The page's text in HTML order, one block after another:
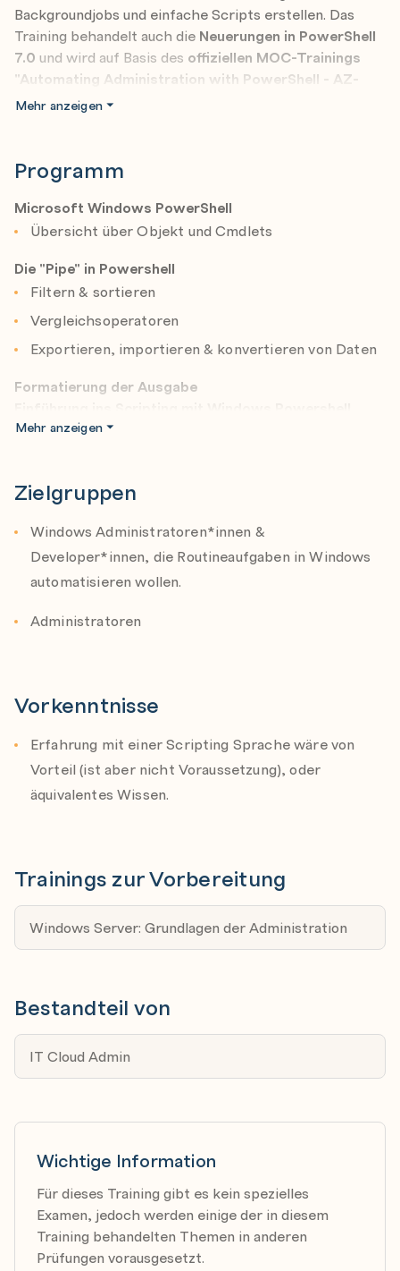
Backgroundjobs und einfache Scripts erstellen. Das
Training behandelt auch die Neuerungen in PowerShell
7.0 und wird auf Basis des offiziellen MOC-Trainings
"Automating Administration with PowerShell - AZ-
040T00"durchgeführt.
Mehr anzeigen
Programm
Microsoft Windows PowerShell
Übersicht über Objekt und Cmdlets
Die "Pipe" in Powershell
Filtern & sortieren
Vergleichsoperatoren
Exportieren, importieren & konvertieren von Daten
Formatierung der Ausgabe
Script Sicherheit
Verwendung von Variablen
Core Windows PowerShell Cmdlets
Modulen)
Hintergund Jobs
PSProviders und PSDrives in Powershell
Verstehen der PSProviders & PSDrives
Benutzen von WMI/CIM
WMI/CIM Grundlagen
Abfragen von Daten mittels WMI/CIM
Ändern von Daten mit WMI/CIM
AD Module installieren
One-to-One Remoting
One-to-Many Remoting
Ad-hoc und permanente Sessions
interaktive Remote Shell
Mehr anzeigen
Zielgruppen
Windows Administratoren*innen &
Developer*innen, die Routineaufgaben in Windows
automatisieren wollen.
Administratoren
Vorkenntnisse
Erfahrung mit einer Scripting Sprache wäre von
Vorteil (ist aber nicht Voraussetzung), oder
äquivalentes Wissen.
Trainings zur Vorbereitung
Windows Server: Grundlagen der Administration
Bestandteil von
IT Cloud Admin
Wichtige Information
Für dieses Training gibt es kein spezielles
Examen, jedoch werden einige der in diesem
Training behandelten Themen in anderen
Prüfungen vorausgesetzt.